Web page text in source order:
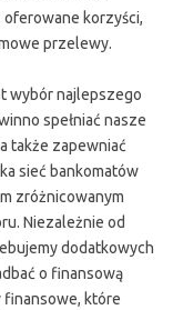
korzyści,
przelewy.
wybór najlepszego
spełniać nasze
także zapewniać
sieć bankomatów
zróżnicowanym
Niezależnie od
dodatkowych
o finansową
finansowe, które